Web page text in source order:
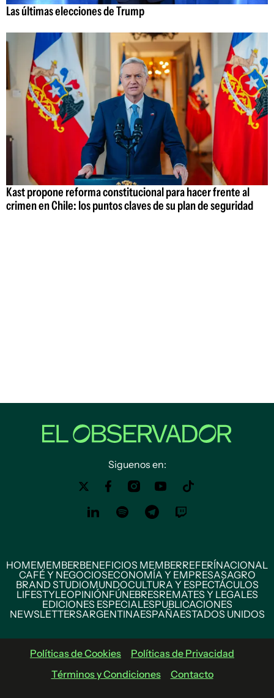
Las últimas elecciones de Trump
Kast propone reforma constitucional para hacer frente al
crimen en Chile: los puntos claves de su plan de seguridad
Siguenos en:
HOMEMEMBERBENEFICIOS MEMBERREFERÍNACIONAL
CAFÉ Y NEGOCIOSECONOMÍA Y EMPRESASAGRO
BRAND STUDIOMUNDOCULTURA Y ESPECTÁCULOS
LIFESTYLEOPINIÓNFÚNEBRESREMATES Y LEGALES
EDICIONES ESPECIALESPUBLICACIONES
NEWSLETTERSARGENTINAESPAÑAESTADOS UNIDOS
Políticas de Cookies
Políticas de Privacidad
Términos y Condiciones
Contacto